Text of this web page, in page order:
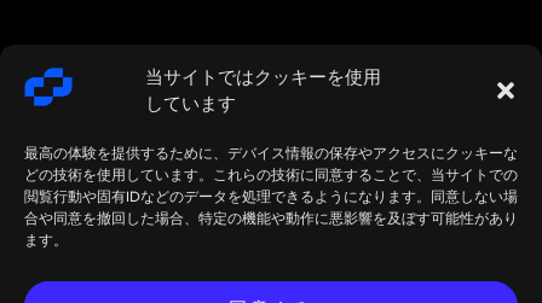
当サイトではクッキーを使用
しています
最高の体験を提供するために、デバイス情報の保存やアクセスにクッキーな
どの技術を使用しています。これらの技術に同意することで、当サイトでの
閲覧行動や固有IDなどのデータを処理できるようになります。同意しない場
合や同意を撤回した場合、特定の機能や動作に悪影響を及ぼす可能性があり
ます。
SMARTSTREAM
利用規約 /
契約 /